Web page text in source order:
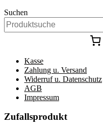
Suchen
Kasse
Zahlung u. Versand
Widerruf u. Datenschutz
AGB
Impressum
Zufallsprodukt